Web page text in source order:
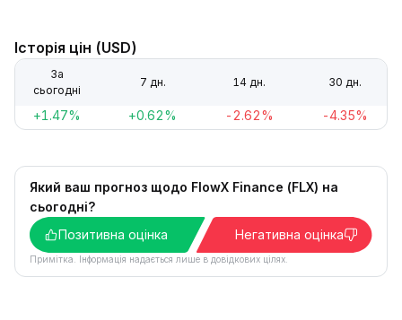
Історія цін (USD)
За
сьогодні
7 дн. 14 дн. 30 дн.
+1.47% +0.62% -2.62% -4.35%
Який ваш прогноз щодо FlowX Finance (FLX) на
сьогодні?
Позитивна оцінка
Негативна оцінка
Примітка. Інформація надається лише в довідкових цілях.